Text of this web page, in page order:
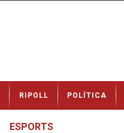
t
RIPOLL POLÍTICA
ESPORTS